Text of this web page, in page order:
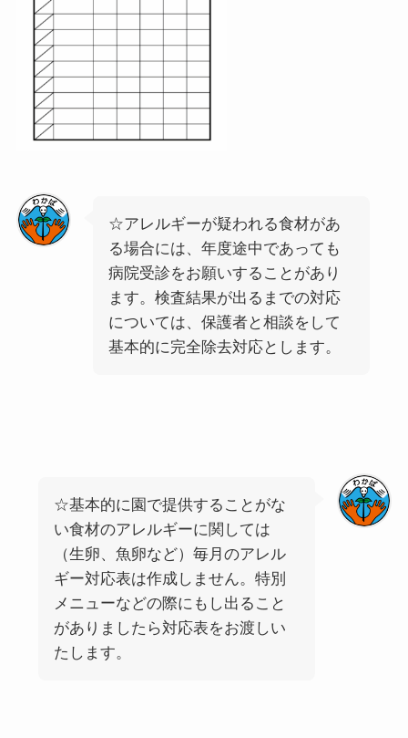
☆アレルギーが疑われる食材があ
る場合には、年度途中であっても
病院受診をお願いすることがあり
ます。検査結果が出るまでの対応
については、保護者と相談をして
基本的に完全除去対応とします。
☆基本的に園で提供することがな
い食材のアレルギーに関しては
（生卵、魚卵など）毎月のアレル
ギー対応表は作成しません。特別
メニューなどの際にもし出ること
がありましたら対応表をお渡しい
たします。